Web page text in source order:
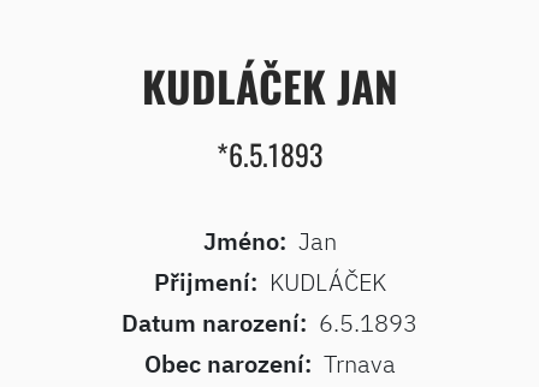
KUDLÁČEK JAN
*6.5.1893
Jméno: Jan
Přijmení: KUDLÁČEK
Datum narození: 6.5.1893
Obec narození: Trnava